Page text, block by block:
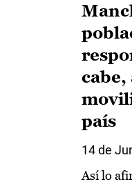
cabe,
país
14 de
Así lo